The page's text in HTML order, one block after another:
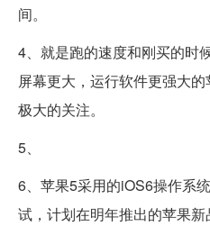
间。
4、就是跑的速度和刚买的时
屏幕更大，运行软件更强大
极大的关注。
5、
6、苹果5采用的iOS6操作系
试，计划在明年推出的苹果新